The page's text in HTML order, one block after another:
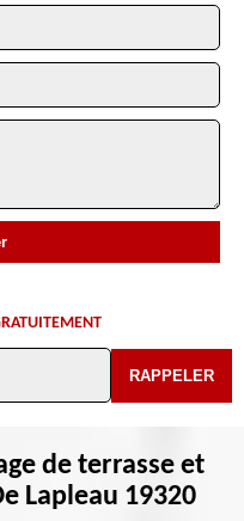
de terrasse et
Lapleau 19320